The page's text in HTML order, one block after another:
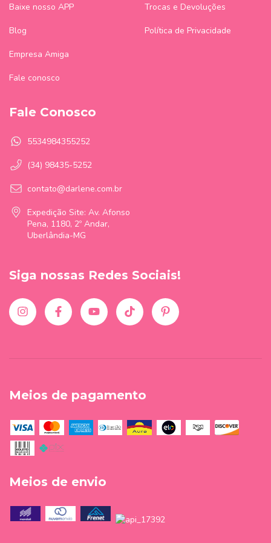
Baixe nosso APP
Blog
Empresa Amiga
Fale conosco
Trocas e Devoluções
Política de Privacidade
Fale Conosco
5534984355252
(34) 98435-5252
contato@darlene.com.br
Expedição Site: Av. Afonso
Pena, 1180, 2º Andar,
Uberlândia-MG
Siga nossas Redes Sociais!
Meios de pagamento
Meios de envio